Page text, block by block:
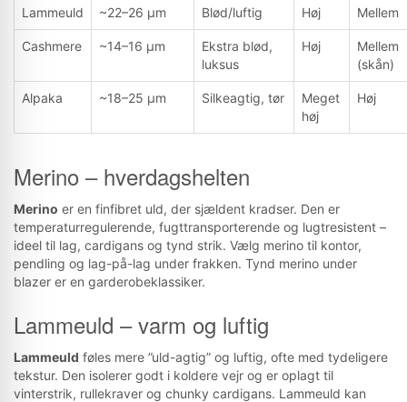
Lammeuld ~22–26 μm Blød/luftig Høj Mellem
Cashmere ~14–16 μm
Ekstra blød,
luksus
Høj
Mellem
(skån)
Alpaka ~18–25 μm Silkeagtig, tør
Meget
høj
Høj
Merino – hverdagshelten
Merino er en finfibret uld, der sjældent kradser. Den er
temperaturregulerende, fugttransporterende og lugtresistent –
ideel til lag, cardigans og tynd strik. Vælg merino til kontor,
pendling og lag-på-lag under frakken. Tynd merino under
blazer er en garderobeklassiker.
Lammeuld – varm og luftig
Lammeuld føles mere ”uld-agtig” og luftig, ofte med tydeligere
tekstur. Den isolerer godt i koldere vejr og er oplagt til
vinterstrik, rullekraver og chunky cardigans. Lammeuld kan